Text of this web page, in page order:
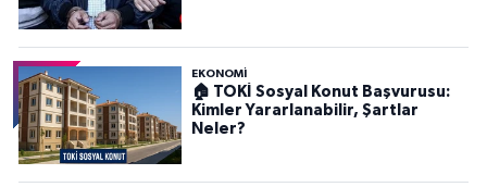
EKONOMİ
🏠 TOKİ Sosyal Konut Başvurusu:
Kimler Yararlanabilir, Şartlar
Neler?